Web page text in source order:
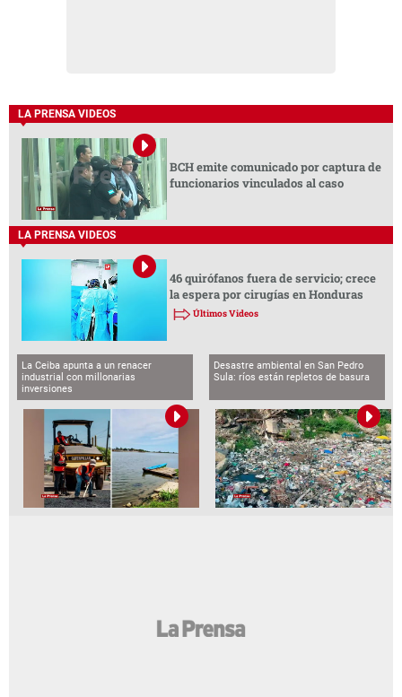
LA PRENSA VIDEOS
BCH emite comunicado por captura de
funcionarios vinculados al caso
LA PRENSA VIDEOS
46 quirófanos fuera de servicio; crece
la espera por cirugías en Honduras
Últimos Videos
La Ceiba apunta a un renacer
industrial con millonarias
inversiones
Desastre ambiental en San Pedro
Sula: ríos están repletos de basura